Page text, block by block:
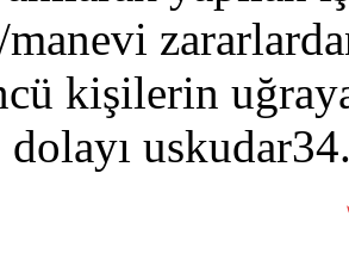
kişilerin
dolayı